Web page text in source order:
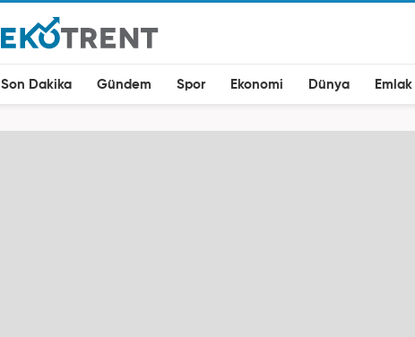
Son Dakika Gündem Spor Ekonomi Dünya Emlak